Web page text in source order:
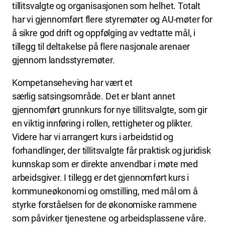
tillitsvalgte og organisasjonen som helhet. Totalt
har vi gjennomført flere styremøter og AU-møter for
å sikre god drift og oppfølging av vedtatte mål, i
tillegg til deltakelse på flere nasjonale arenaer
gjennom landsstyremøter.
Kompetanseheving har vært et
særlig satsingsområde. Det er blant annet
gjennomført grunnkurs for nye tillitsvalgte, som gir
en viktig innføring i rollen, rettigheter og plikter.
Videre har vi arrangert kurs i arbeidstid og
forhandlinger, der tillitsvalgte får praktisk og juridisk
kunnskap som er direkte anvendbar i møte med
arbeidsgiver. I tillegg er det gjennomført kurs i
kommuneøkonomi og omstilling, med mål om å
styrke forståelsen for de økonomiske rammene
som påvirker tjenestene og arbeidsplassene våre.